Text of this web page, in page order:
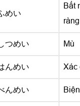
ふめい
Bất
ràng
つめい Mù
んめい Xác
んめい